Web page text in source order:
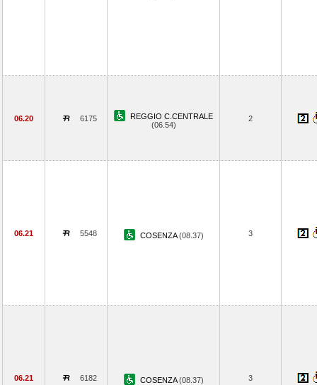
06.20 6175
REGGIO C.CENTRALE
(06.54)
2
06.21 5548 COSENZA(08.37) 3
06.21 6182 COSENZA(08.37) 3